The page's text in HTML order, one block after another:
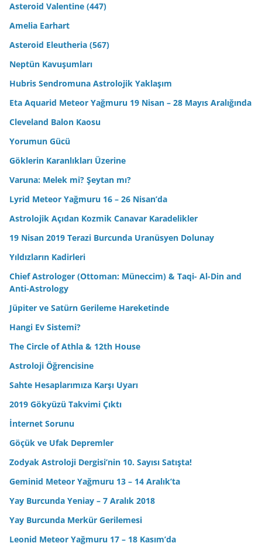
Asteroid Valentine (447)
Amelia Earhart
Asteroid Eleutheria (567)
Neptün Kavuşumları
Hubris Sendromuna Astrolojik Yaklaşım
Eta Aquarid Meteor Yağmuru 19 Nisan – 28 Mayıs Aralığında
Cleveland Balon Kaosu
Yorumun Gücü
Göklerin Karanlıkları Üzerine
Varuna: Melek mi? Şeytan mı?
Lyrid Meteor Yağmuru 16 – 26 Nisan’da
Astrolojik Açıdan Kozmik Canavar Karadelikler
19 Nisan 2019 Terazi Burcunda Uranüsyen Dolunay
Yıldızların Kadirleri
Chief Astrologer (Ottoman: Müneccim) & Taqi- Al-Din and
Anti-Astrology
Jüpiter ve Satürn Gerileme Hareketinde
Hangi Ev Sistemi?
The Circle of Athla & 12th House
Astroloji Öğrencisine
Sahte Hesaplarımıza Karşı Uyarı
2019 Gökyüzü Takvimi Çıktı
İnternet Sorunu
Göçük ve Ufak Depremler
Zodyak Astroloji Dergisi’nin 10. Sayısı Satışta!
Geminid Meteor Yağmuru 13 – 14 Aralık’ta
Yay Burcunda Yeniay – 7 Aralık 2018
Yay Burcunda Merkür Gerilemesi
Leonid Meteor Yağmuru 17 – 18 Kasım’da